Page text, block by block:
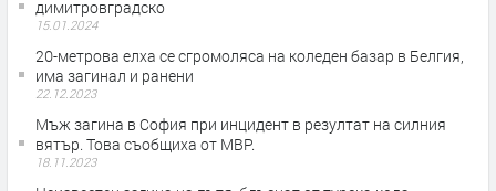
димитровградско
15.01.2024
20-метрова елха се сгромоляса на коледен базар в Белгия,
има загинал и ранени
22.12.2023
Мъж загина в София при инцидент в резултат на силния
вятър. Това съобщиха от МВР.
18.11.2023